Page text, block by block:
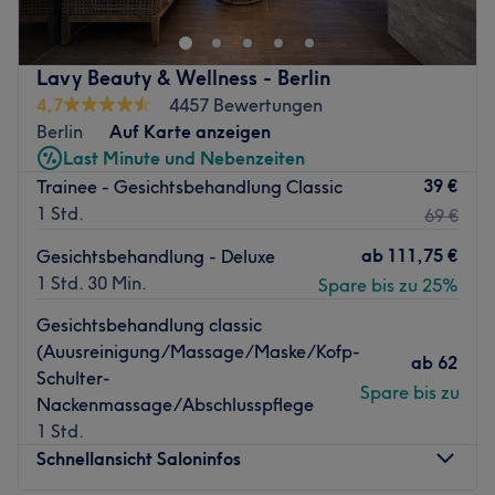
Ab einem Behandlungswert von 240 € übernehmen wir
Ihre Parkgebühr.
Laser Hautbehandlungen. Sichtbare Ergebnisse. Absolute
Diskretion.
Seit 2006 ist Skin Care Berlin in Charlottenburg
spezialisiert auf medizinisch-ästhetische High-End
Behandlungen – für alle Geschlechter.
Wir haben einen Ort geschaffen, der mehr ist als ein
Studio:
💎 offen für Männer sowie trans, queere & gender-diverse
Menschen
💎 maximale Privatsphäre für Frauen mit erhöhtem
Diskretionsbedarf
👉 Unser Fokus: echte Hautveränderung – nicht nur
Lavy Beauty & Wellness - Berlin
4,7
4457 Bewertungen
Berlin
Auf Karte anzeigen
Last Minute und Nebenzeiten
Trainee - Gesichtsbehandlung Classic
1 Std.
39 €
69 €
Gesichtsbehandlung - Deluxe
1 Std. 30 Min.
ab 111,75 €
Spare bis zu 25%
Gesichtsbehandlung classic
(Auusreinigung/Massage/Maske/Kofp-
Schulter-
Nackenmassage/Abschlusspflege
1 Std.
ab 62,10
Spare bis zu
Schnellansicht Saloninfos